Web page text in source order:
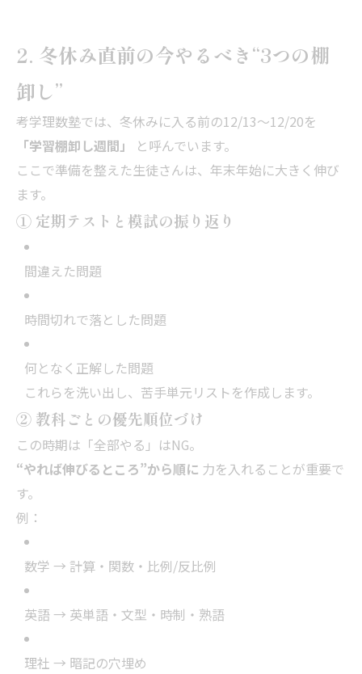
2. 冬休み直前の今やるべき“3つの棚
卸し”
考学理数塾では、冬休みに入る前の12/13～12/20を
「学習棚卸し週間」
と呼んでいます。
ここで準備を整えた生徒さんは、年末年始に大きく伸び
ます。
① 定期テストと模試の振り返り
間違えた問題
時間切れで落とした問題
何となく正解した問題
これらを洗い出し、苦手単元リストを作成します。
② 教科ごとの優先順位づけ
この時期は「全部やる」はNG。
“やれば伸びるところ”から順に 力を入れることが重要で
す。
例：
数学 → 計算・関数・比例/反比例
英語 → 英単語・文型・時制・熟語
理社 → 暗記の穴埋め